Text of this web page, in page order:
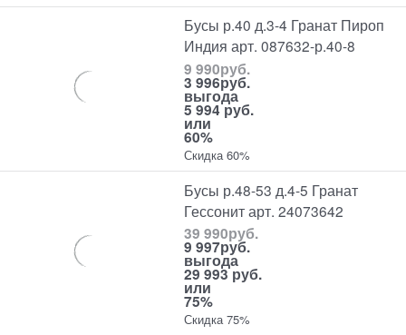
Бусы р.40 д.3-4 Гранат Пироп
Индия арт. 087632-р.40-8
9 990руб.
3 996руб.
выгода
5 994 руб.
или
60%
Скидка 60%
Бусы р.48-53 д.4-5 Гранат
Гессонит арт. 24073642
39 990руб.
9 997руб.
выгода
29 993 руб.
или
75%
Скидка 75%